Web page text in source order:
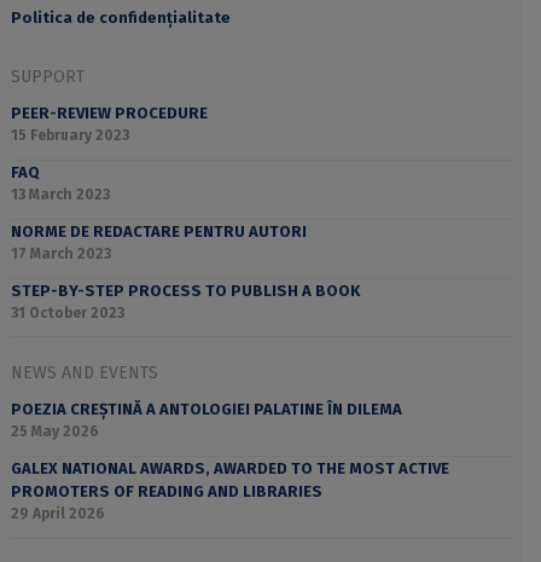
Politica de confidențialitate
SUPPORT
PEER-REVIEW PROCEDURE
15 February 2023
FAQ
13 March 2023
NORME DE REDACTARE PENTRU AUTORI
17 March 2023
STEP-BY-STEP PROCESS TO PUBLISH A BOOK
31 October 2023
NEWS AND EVENTS
POEZIA CREȘTINĂ A ANTOLOGIEI PALATINE ÎN DILEMA
25 May 2026
GALEX NATIONAL AWARDS, AWARDED TO THE MOST ACTIVE
PROMOTERS OF READING AND LIBRARIES
29 April 2026